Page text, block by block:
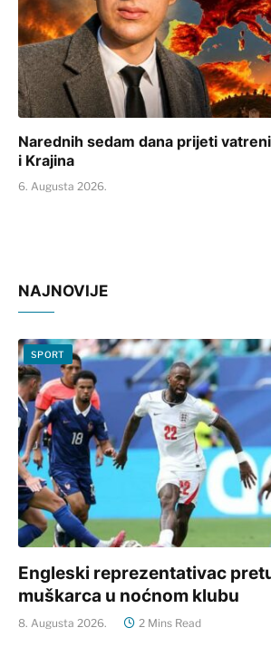
Narednih sedam dana prijeti
i Krajina
6. Augusta 2026.
NAJNOVIJE
SPORT
Engleski reprezentativac
muškarca u noćnom klubu
8. Augusta 2026. 2 Mins Read